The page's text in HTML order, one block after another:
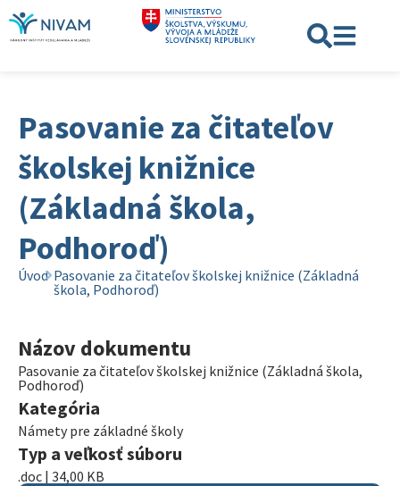
Pasovanie za čitateľov
školskej knižnice
(Základná škola,
Podhoroď)
Úvod Pasovanie za čitateľov školskej knižnice (Základná
škola, Podhoroď)
Názov dokumentu
Pasovanie za čitateľov školskej knižnice (Základná škola,
Podhoroď)
Kategória
Námety pre základné školy
Typ a veľkosť súboru
.doc | 34,00 KB